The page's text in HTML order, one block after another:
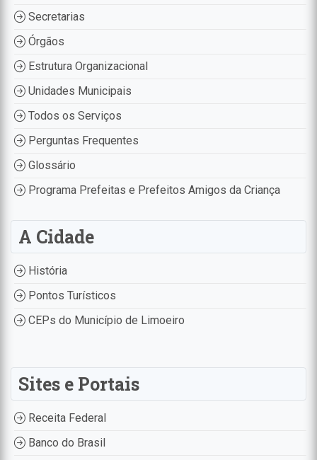
Secretarias
Órgãos
Estrutura Organizacional
Unidades Municipais
Todos os Serviços
Perguntas Frequentes
Glossário
Programa Prefeitas e Prefeitos Amigos da Criança
A Cidade
História
Pontos Turísticos
CEPs do Município de Limoeiro
Sites e Portais
Receita Federal
Banco do Brasil